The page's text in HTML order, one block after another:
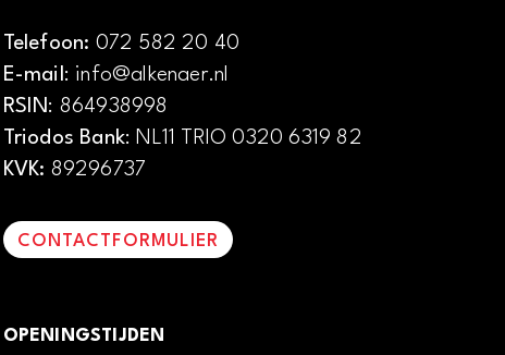
Telefoon: 072 582 20 40
E-mail: info@alkenaer.nl
RSIN: 864938998
Triodos Bank: NL11 TRIO 0320 6319 82
KVK: 89296737
CONTACTFORMULIER
OPENINGSTIJDEN